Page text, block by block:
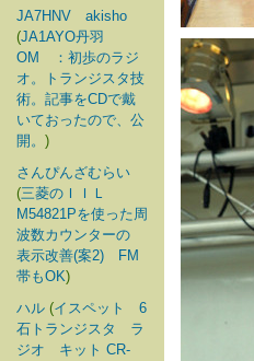
JA7HNV akisho
(JA1AYO丹羽
OM ：初歩のラジ
オ。トランジスタ技
術。記事をCDで戴
いておったので、公
開。 )
さんぴんざむらい
(三菱のＩＩＬ
M54821Pを使った周
波数カウンターの
表示改善(案2) FM
帯もOK)
ハル (イスペット 6
石トランジスタ ラ
ジオ キット CR-